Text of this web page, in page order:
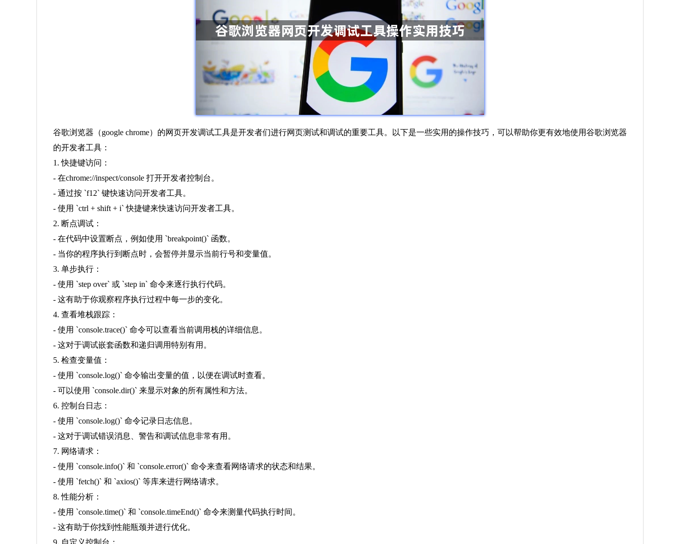
谷歌浏览器（google chrome）的网页开发调试工具是开发者们进行网页测试和调试的重要工具。以下是一些实用的操作技巧，可以帮助你更有效地使用谷歌浏览器
的开发者工具：
1. 快捷键访问：
- 在chrome://inspect/console 打开开发者控制台。
- 通过按 `f12` 键快速访问开发者工具。
- 使用 `ctrl + shift + i` 快捷键来快速访问开发者工具。
2. 断点调试：
- 在代码中设置断点，例如使用 `breakpoint()` 函数。
- 当你的程序执行到断点时，会暂停并显示当前行号和变量值。
3. 单步执行：
- 使用 `step over` 或 `step in` 命令来逐行执行代码。
- 这有助于你观察程序执行过程中每一步的变化。
4. 查看堆栈跟踪：
- 使用 `console.trace()` 命令可以查看当前调用栈的详细信息。
- 这对于调试嵌套函数和递归调用特别有用。
5. 检查变量值：
- 使用 `console.log()` 命令输出变量的值，以便在调试时查看。
- 可以使用 `console.dir()` 来显示对象的所有属性和方法。
6. 控制台日志：
- 使用 `console.log()` 命令记录日志信息。
- 这对于调试错误消息、警告和调试信息非常有用。
7. 网络请求：
- 使用 `console.info()` 和 `console.error()` 命令来查看网络请求的状态和结果。
- 使用 `fetch()` 和 `axios()` 等库来进行网络请求。
8. 性能分析：
- 使用 `console.time()` 和 `console.timeEnd()` 命令来测量代码执行时间。
- 这有助于你找到性能瓶颈并进行优化。
9. 自定义控制台：